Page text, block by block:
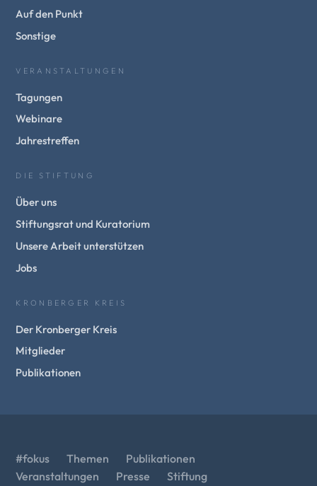
Auf den Punkt
Sonstige
VERANSTALTUNGEN
Tagungen
Webinare
Jahrestreffen
DIE STIFTUNG
Über uns
Stiftungsrat und Kuratorium
Unsere Arbeit unterstützen
Jobs
KRONBERGER KREIS
Der Kronberger Kreis
Mitglieder
Publikationen
#fokus Themen
Publikationen
Veranstaltungen
Presse Stiftung